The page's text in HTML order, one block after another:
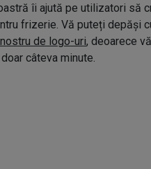
îi ajută pe utilizatori să
frizerie. Vă puteți depăși
de logo-uri, deoarece
câteva minute.